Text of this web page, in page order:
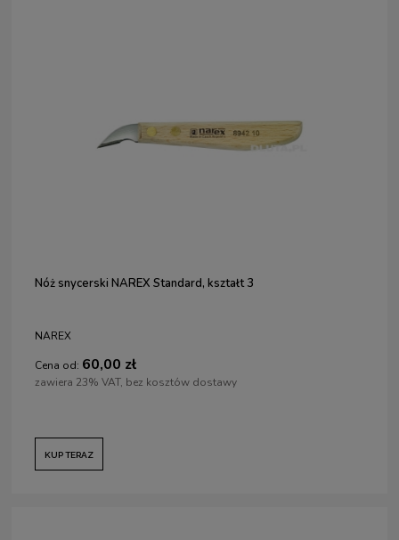
Nóż snycerski NAREX Standard, kształt 3
NAREX
Cena od: 60,00 zł
zawiera 23% VAT, bez kosztów dostawy
KUP TERAZ